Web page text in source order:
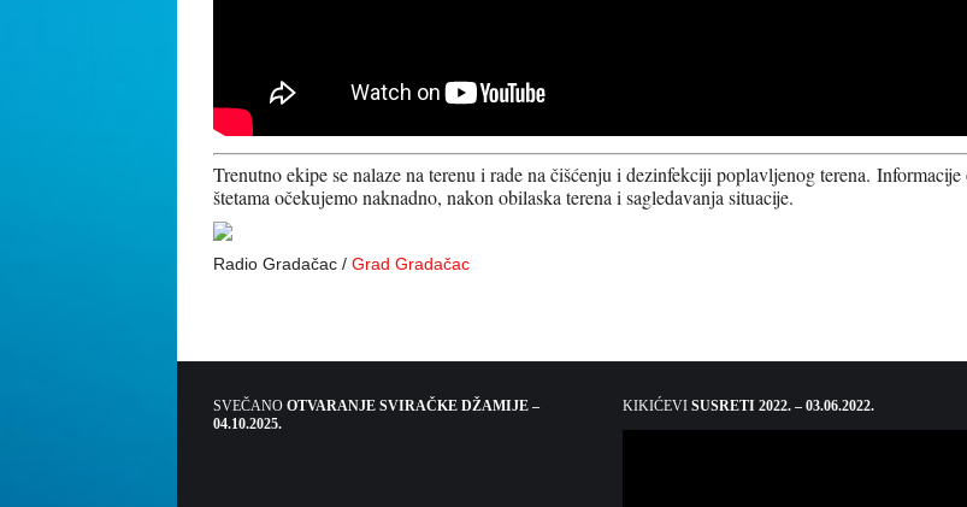
Trenutno ekipe se nalaze na terenu i rade na čišćenju i dezinfekciji poplavljenog terena. Informacije
štetama očekujemo naknadno, nakon obilaska terena i sagledavanja situacije.
Radio Gradačac / Grad Gradačac
SVEČANO OTVARANJE SVIRAČKE DŽAMIJE –
04.10.2025.
KIKIĆEVI SUSRETI 2022. – 03.06.2022.